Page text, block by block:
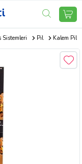
Sistemleri Pil Kalem Pil